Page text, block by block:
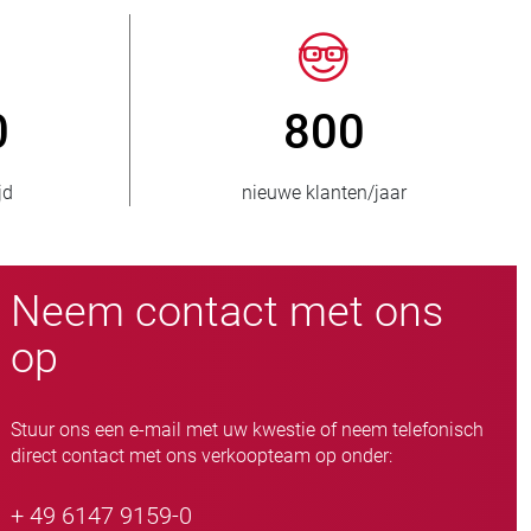
> 15.000
slangafsluiteruitvoeringen
Neem contact met ons
op
Stuur ons een e-mail met uw kwestie of neem telefonisch
direct contact met ons verkoopteam op onder:
+ 49 6147 9159-0